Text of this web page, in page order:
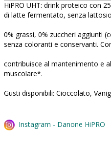
HiPRO UHT: drink proteico con
di latte fermentato, senza
0% grassi, 0% zuccheri aggiunti
senza coloranti e conservanti.
contribuisce al mantenimento e
muscolare*.
Gusti disponibili: Cioccolato,
Instagram - Danone HiPRO